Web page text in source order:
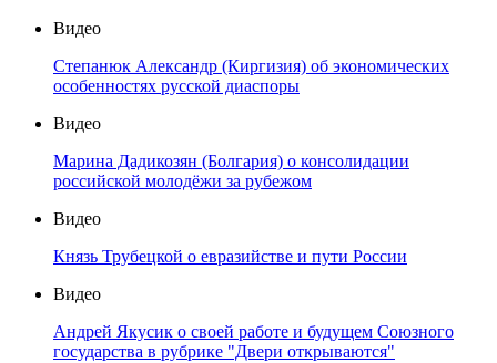
Видео
Степанюк Александр (Киргизия) об экономических
особенностях русской диаспоры
Видео
Марина Дадикозян (Болгария) о консолидации
российской молодёжи за рубежом
Видео
Князь Трубецкой о евразийстве и пути России
Видео
Андрей Якусик о своей работе и будущем Союзного
государства в рубрике "Двери открываются"